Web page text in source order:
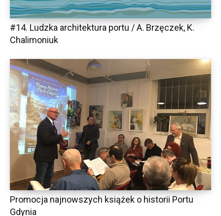
#14. Ludzka architektura portu / A. Brzęczek, K.
Chalimoniuk
Promocja najnowszych książek o historii Portu
Gdynia